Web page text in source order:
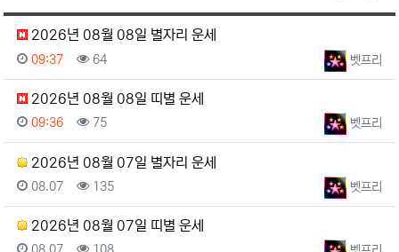
게시
2026년 08월 08일 별자리 운세
등록자벳프리
등록일
09:37 조회
64
2026년 08월 08일 띠별 운세
등록자벳프리
등록일
09:36 조회
75
2026년 08월 07일 별자리 운세
등록자벳프리
등록일
08.07 조회
135
2026년 08월 07일 띠별 운세
등록자
등록일 조회